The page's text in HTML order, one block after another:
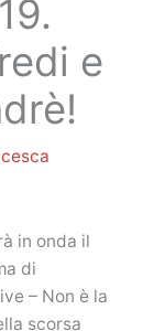
e
in onda il
di
– Non è la
scorsa